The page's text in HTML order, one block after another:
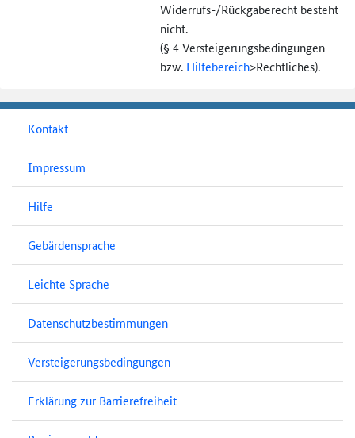
Widerrufs-/Rückgaberecht besteht
nicht.
(§ 4 Versteigerungs­bedingungen
bzw. Hilfebereich>Rechtliches).
Kontakt
Impressum
Hilfe
Gebärdensprache
Leichte Sprache
Datenschutzbestimmungen
Versteigerungsbedingungen
Erklärung zur Barrierefreiheit